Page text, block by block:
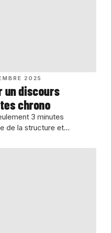
2025
un discours
chrono
3 minutes
de la structure et...